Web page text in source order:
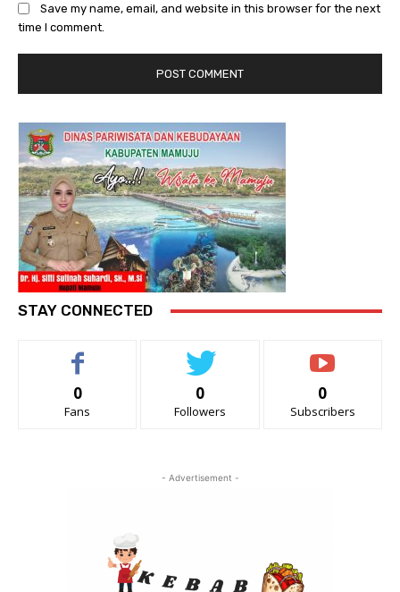
Save my name, email, and website in this browser for the next
time I comment.
STAY CONNECTED
0
Fans
0
Followers
0
Subscribers
- Advertisement -